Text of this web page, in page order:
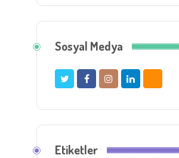
Sosyal Medya
Etiketler